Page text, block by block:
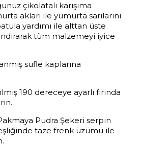
çikolatalı karışıma
akları ile yumurta sarılarını
yardımı ile alttan üste
tüm malzemeyi iyice
sufle kaplarına
190 dereceye ayarlı fırında
Pudra Şekeri serpin
taze frenk üzümü ile